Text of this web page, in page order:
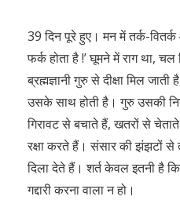
39 दिन पूरे हुए। मन में तर्क-
फर्क होता है !’ घूमने में राग था,
ब्रह्मज्ञानी गुरु से दीक्षा मिल
उसके साथ होती है। गुरु उसकी
गिरावट से बचाते हैं, खतरों से
रक्षा करते हैं। संसार की झंझटों से
दिला देते हैं। शर्त केवल इतनी है
गद्दारी करना वाला न हो।